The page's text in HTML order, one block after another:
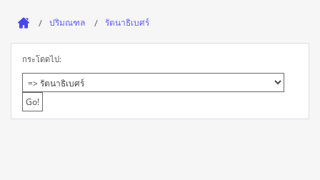
ปริมณฑล รัตนาธิเบศร์
กระโดดไป: